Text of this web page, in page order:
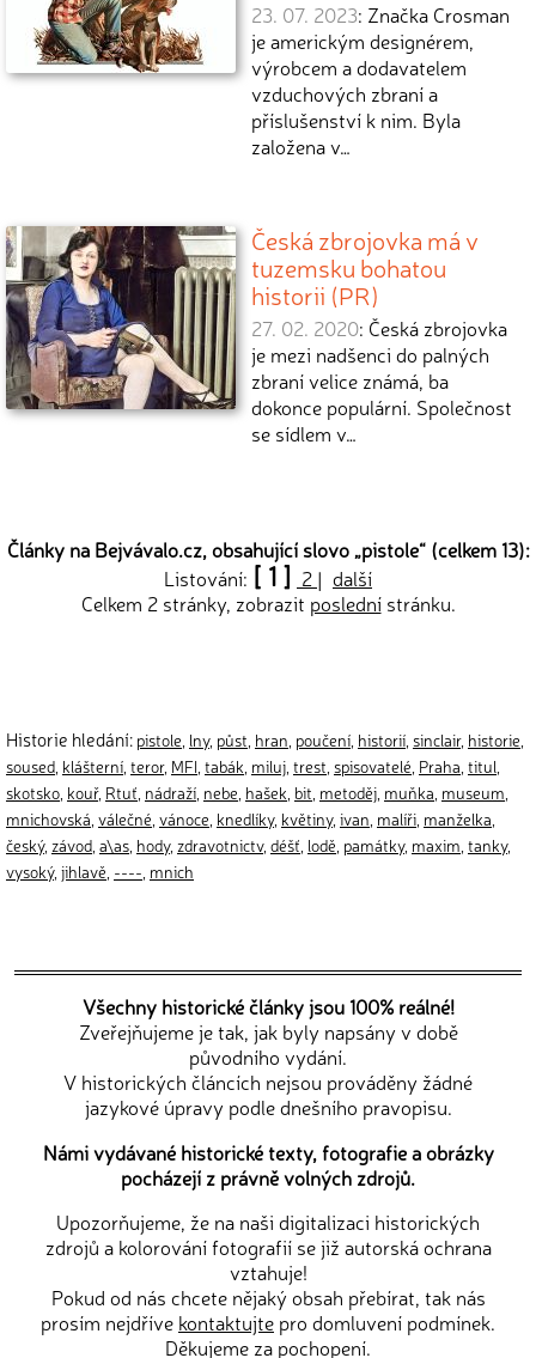
23. 07. 2023: Značka Crosman
je americkým designérem,
výrobcem a dodavatelem
vzduchových zbraní a
příslušenství k nim. Byla
založena v…
Česká zbrojovka má v
tuzemsku bohatou
historii (PR)
27. 02. 2020: Česká zbrojovka
je mezi nadšenci do palných
zbraní velice známá, ba
dokonce populární. Společnost
se sídlem v…
Články na Bejvávalo.cz, obsahující slovo „pistole“ (celkem 13):
Listování: [ 1 ] 2 | další
Celkem 2 stránky, zobrazit poslednístránku.
Historie hledání: pistole lny, půst hran poučení historií sinclair, historie
soused klášterní teror, MFI tabák miluj trest spisovatelé Praha titul
skotsko kouř, Rtuť nádraží nebe hašek bit metoděj muňka museum
mnichovská válečné vánoce knedlíky, květiny, ivan malíři manželka
český, závod a\as hody, zdravotnictv, déšť lodě památky, maxim tanky,
vysoký, jihlavě ---- mnich
Všechny historické články jsou 100% reálné!
Zveřejňujeme je tak, jak byly napsány v době
původního vydání.
V historických článcích nejsou prováděny žádné
jazykové úpravy podle dnešního pravopisu.
Námi vydávané historické texty, fotografie a obrázky
pocházejí z právně volných zdrojů.
Upozorňujeme, že na naši digitalizaci historických
zdrojů a kolorování fotografií se již autorská ochrana
vztahuje!
Pokud od nás chcete nějaký obsah přebírat, tak nás
prosím nejdříve kontaktujte pro domluvení podmínek.
Děkujeme za pochopení.